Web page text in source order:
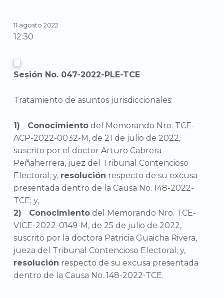
11 agosto 2022
12:30
Sesión No. 047-2022-PLE-TCE
Tratamiento de asuntos jurisdiccionales:
Conocimientodel Memorando Nro. TCE-
ACP-2022-0032-M, de 21 de julio de 2022,
suscrito por el doctor Arturo Cabrera
Peñaherrera, juez del Tribunal Contencioso
Electoral; y, resolución respecto de su excusa
presentada dentro de la Causa No. 148-2022-
TCE; y,
Conocimientodel Memorando Nro. TCE-
VICE-2022-0149-M, de 25 de julio de 2022,
suscrito por la doctora Patricia Guaicha Rivera,
jueza del Tribunal Contencioso Electoral; y,
resolución respecto de su excusa presentada
dentro de la Causa No. 148-2022-TCE.